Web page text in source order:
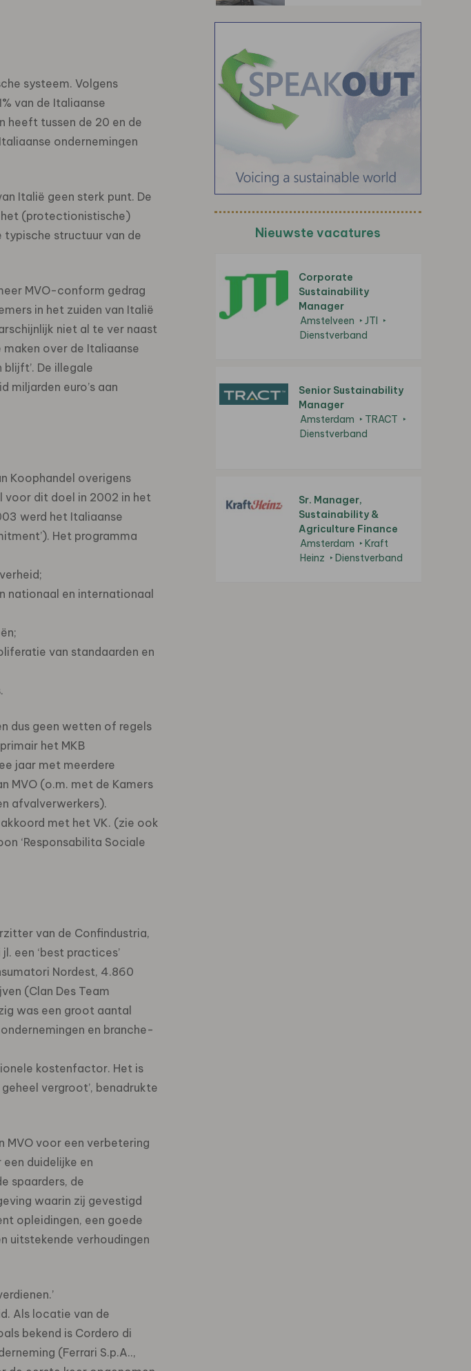
systeem. Volgens
van de Italiaanse
heeft tussen de 20 en de
ondernemingen
Italië geen sterk punt. De
het (protectionistische)
structuur van de
MVO-conform gedrag
in het zuiden van Italië
niet al te ver naast
maken over de Italiaanse
De illegale
miljarden euro’s aan
Koophandel overigens
voor dit doel in 2002 in het
werd het Italiaanse
Het programma
nationaal en internationaal
van standaarden en
dus geen wetten of regels
het MKB
jaar met meerdere
MVO (o.m. met de Kamers
afvalverwerkers).
met het VK. (zie ook
‘Responsabilita Sociale
van de Confindustria,
een ‘best practices’
Nordest, 4.860
(Clan Des Team
was een groot aantal
en branche-
kostenfactor. Het is
vergroot’, benadrukte
MVO voor een verbetering
duidelijke en
spaarders, de
waarin zij gevestigd
opleidingen, een goede
uitstekende verhoudingen
Als locatie van de
bekend is Cordero di
(Ferrari S.p.A..,
Nieuwste vacatures
Corporate
Sustainability
Manager
Amstelveen
JTI
Dienstverband
Senior Sustainability
Manager
Amsterdam
TRACT
Dienstverband
Sr. Manager,
Sustainability &
Agriculture Finance
Amsterdam
Kraft
Heinz
Dienstverband